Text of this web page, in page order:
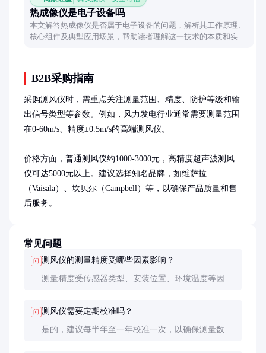
热成像仪是电子设备吗
本文解答热成像仪是否属于电子设备的问题，解析其工作原理、
核心组件及典型应用场景，帮助读者理解这一技术的本质和实用
B2B采购指南
采购测风仪时，需重点关注测量范围、精度、防护等级和输
出信号类型等参数。例如，风力发电行业通常需要测量范围
在0-60m/s、精度±0.5m/s的高端测风仪。
价格方面，普通测风仪约1000-3000元，高精度超声波测风
仪可达5000元以上。建议选择知名品牌，如维萨拉
（Vaisala）、坎贝尔（Campbell）等，以确保产品质量和售
后服务。
常见问题
问 测风仪的测量精度受哪些因素影响？
测量精度受传感器类型、安装位置、环境温度等因素
问 测风仪需要定期校准吗？
是的，建议每半年至一年校准一次，以确保测量数据